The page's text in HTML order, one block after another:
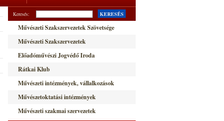
Keresés: KERESÉS
Művészeti Szakszervezetek Szövetsége
Művészeti Szakszervezetek
Előadóművészi Jogvédő Iroda
Rátkai Klub
Művészeti intézmények, vállalkozások
Művészetoktatási intézmények
Művészeti szakmai szervezetek